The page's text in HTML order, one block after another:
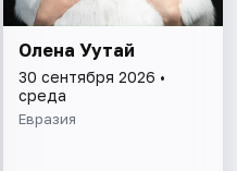
Олена Уутай
30 сентября 2026 •
среда
Евразия